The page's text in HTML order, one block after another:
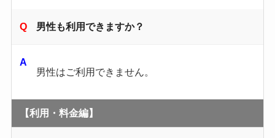
男性も利用できますか？
男性はご利用できません。
【利用・料金編】